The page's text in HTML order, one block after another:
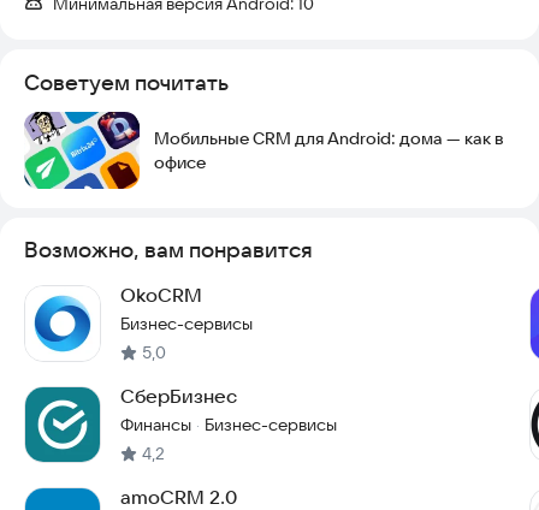
Советуем почитать
Мобильные CRM для Android: дома — как в
офисе
Возможно, вам понравится
OkoCRM
Бизнес-сервисы
5,0
СберБизнес
Финансы · Бизнес-сервисы
4,2
amoCRM 2.0